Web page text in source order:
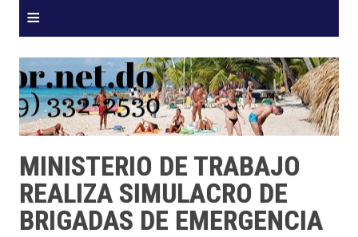
≡
MINISTERIO DE TRABAJO
REALIZA SIMULACRO DE
BRIGADAS DE EMERGENCIA